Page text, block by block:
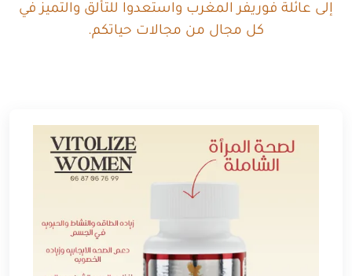
إلى عائلة فوريفر المغرب واستعدوا للتألق والتميز في
كل مجال من مجالات حياتكم.